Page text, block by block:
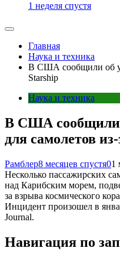
1 неделя спустя
Главная
Наука и техника
В США сообщили об
Starship
Наука и техника
В США сообщили
для самолетов
Рамблер8 месяцев спустя01
Несколько пассажирских
над Карибским морем,
за взрыва космического
Инцидент произошел в
Journal.
Навигация по